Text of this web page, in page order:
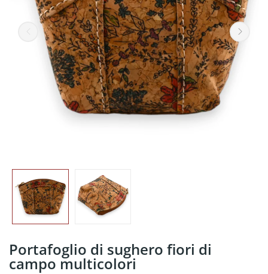
Portafoglio di sughero fiori di
campo multicolori